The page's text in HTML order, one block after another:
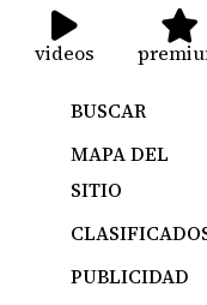
videos
BUSCAR
MAPA DEL
SITIO
PUBLICIDAD